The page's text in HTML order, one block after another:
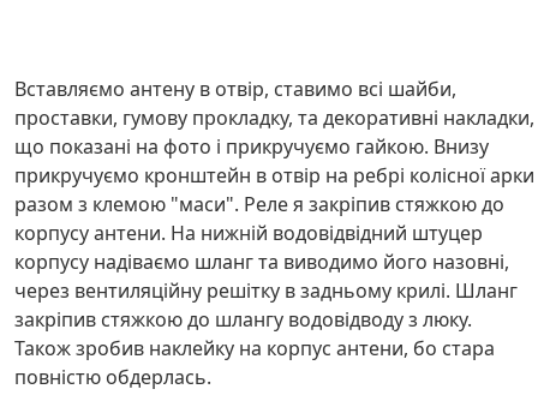
Вставляємо антену в отвір, ставимо всі шайби,
проставки, гумову прокладку, та декоративні накладки,
що показані на фото і прикручуємо гайкою. Внизу
прикручуємо кронштейн в отвір на ребрі колісної арки
разом з клемою "маси". Реле я закріпив стяжкою до
корпусу антени. На нижній водовідвідний штуцер
корпусу надіваємо шланг та виводимо його назовні,
через вентиляційну решітку в задньому крилі. Шланг
закріпив стяжкою до шлангу водовідводу з люку.
Також зробив наклейку на корпус антени, бо стара
повністю обдерлась.